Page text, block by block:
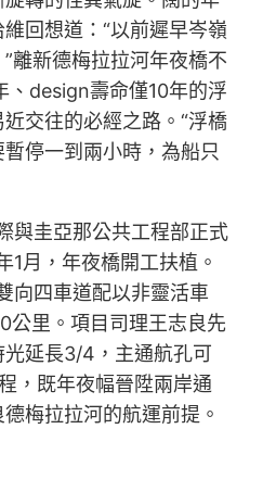
回想道：“以前遲早岑嶺
離新德梅拉拉河年夜橋不
、design壽命僅10年的浮
交往的必經之路。“浮橋
停一到兩小時，為船只
與圭亞那公共工程部正式
月，年夜橋開工扶植。
向四車道配以非靈活車
公里。項目司理王志良先
延長3/4，主通航孔可
，既年夜幅晉陞兩岸通
梅拉拉河的航運前提。